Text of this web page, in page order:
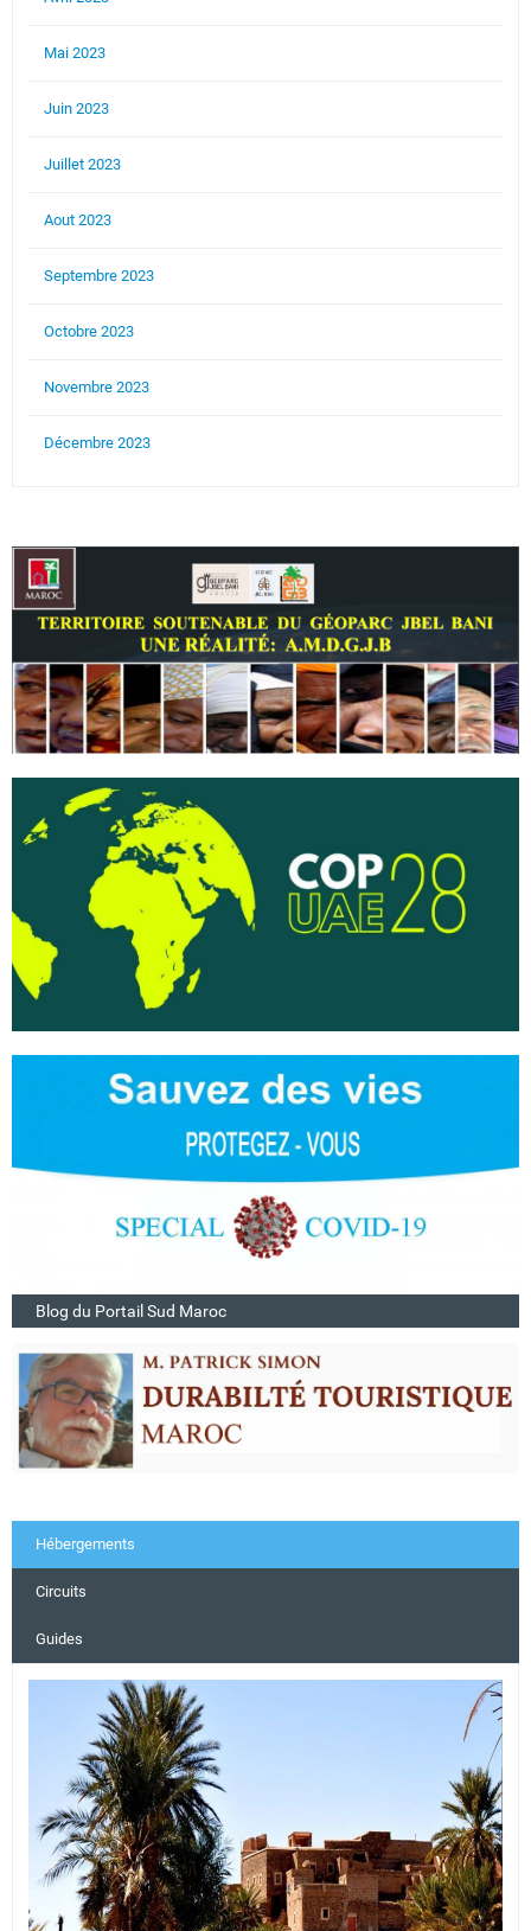
Mai 2023
Juin 2023
Juillet 2023
Aout 2023
Septembre 2023
Octobre 2023
Novembre 2023
Décembre 2023
Blog du Portail Sud Maroc
Hébergements
Circuits
Guides